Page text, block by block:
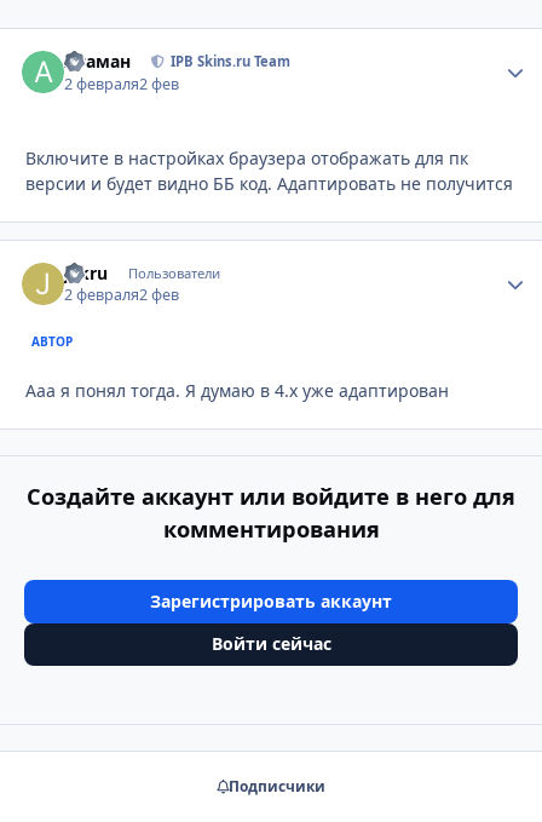
Атаман IPB Skins.ru Team
2 февраля2 фев
Включите в настройках браузера отображать для пк
версии и будет видно ББ код. Адаптировать не получится
jakru Пользователи
2 февраля2 фев
АВТОР
Ааа я понял тогда. Я думаю в 4.х уже адаптирован
Создайте аккаунт или войдите в него для
комментирования
Зарегистрировать аккаунт
Войти сейчас
Подписчики